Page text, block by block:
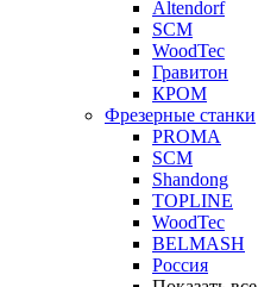
Altendorf
SCM
WoodTec
Гравитон
КРОМ
Фрезерные станки
PROMA
SCM
Shandong
TOPLINE
WoodTec
BELMASH
Россия